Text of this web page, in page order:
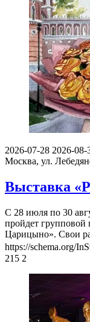
2026-07-28 2026-08-
Москва, ул.
Выставка
С 28 июля по 30
пройдет групповой
Царицыно». Свои
https://schema.org/
215 2